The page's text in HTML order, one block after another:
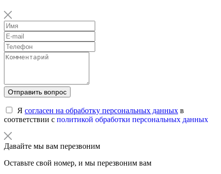
Отправить вопрос
Я согласен на обработку персональных данных в
соответствии с политикой обработки персональных данных
Давайте мы вам перезвоним
Оставьте свой номер, и мы перезвоним вам